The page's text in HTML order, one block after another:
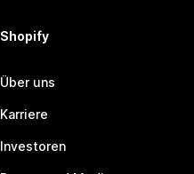
Shopify
Über uns
Karriere
Investoren